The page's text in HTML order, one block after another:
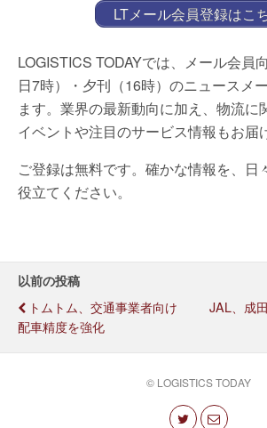
LTメール会員登録はこ
LOGISTICS TODAYでは、メール会員
日7時）・夕刊（16時）のニュースメ
ます。業界の最新動向に加え、物流に
イベントや注目のサービス情報もお届
ご登録は無料です。確かな情報を、日
役立てください。
以前の投稿
トムトム、交通事業者向け
配車精度を強化
JAL、成
© LOGISTICS TODAY